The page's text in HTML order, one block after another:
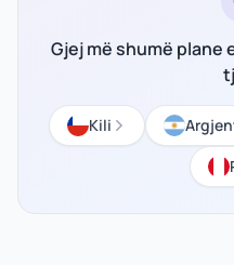
Gjej më shumë plane
Kili